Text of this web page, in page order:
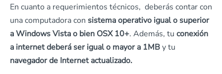
En cuanto a requerimientos técnicos, deberás contar con
una computadora con sistema operativo igual o superior
a Windows Vista o bien OSX 10+. Además, tu conexión
a internet deberá ser igual o mayor a 1MBy tu
navegador de Internet actualizado.